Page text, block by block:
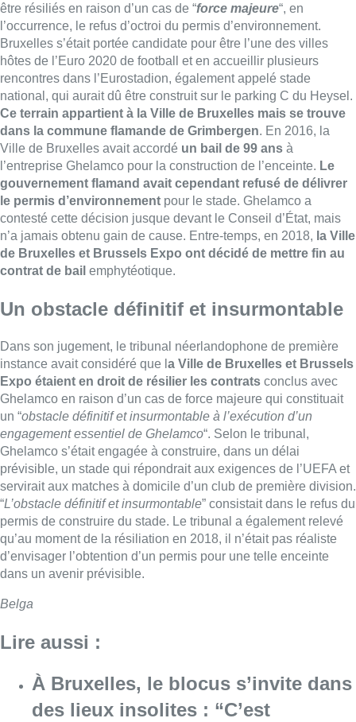
être résiliés en raison d’un cas de “force majeure“, en
l’occurrence, le refus d’octroi du permis d’environnement.
Bruxelles s’était portée candidate pour être l’une des villes
hôtes de l’Euro 2020 de football et en accueillir plusieurs
rencontres dans l’Eurostadion, également appelé stade
national, qui aurait dû être construit sur le parking C du Heysel.
Ce terrain appartient à la Ville de Bruxelles mais se trouve
dans la commune flamande de Grimbergen. En 2016, la
Ville de Bruxelles avait accordé un bail de 99 ans à
l’entreprise Ghelamco pour la construction de l’enceinte. Le
gouvernement flamand avait cependant refusé de délivrer
le permis d’environnement pour le stade. Ghelamco a
contesté cette décision jusque devant le Conseil d’État, mais
n’a jamais obtenu gain de cause. Entre-temps, en 2018, la Ville
de Bruxelles et Brussels Expo ont décidé de mettre fin au
contrat de bail emphytéotique.
Un obstacle définitif et insurmontable
Dans son jugement, le tribunal néerlandophone de première
instance avait considéré que l a Ville de Bruxelles et Brussels
Expo étaient en droit de résilier les contrats conclus avec
Ghelamco en raison d’un cas de force majeure qui constituait
un “obstacle définitif et insurmontable à l’exécution d’un
engagement essentiel de Ghelamco“. Selon le tribunal,
Ghelamco s’était engagée à construire, dans un délai
prévisible, un stade qui répondrait aux exigences de l’UEFA et
servirait aux matches à domicile d’un club de première division.
“L’obstacle définitif et insurmontable” consistait dans le refus du
permis de construire du stade. Le tribunal a également relevé
qu’au moment de la résiliation en 2018, il n’était pas réaliste
d’envisager l’obtention d’un permis pour une telle enceinte
dans un avenir prévisible.
Belga
Lire aussi :
À Bruxelles, le blocus s’invite dans
des lieux insolites : “C’est